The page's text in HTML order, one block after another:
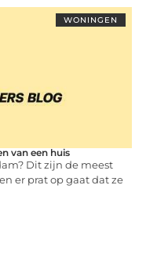
WONINGEN
van een huis
Dit zijn de meest
er prat op gaat dat ze